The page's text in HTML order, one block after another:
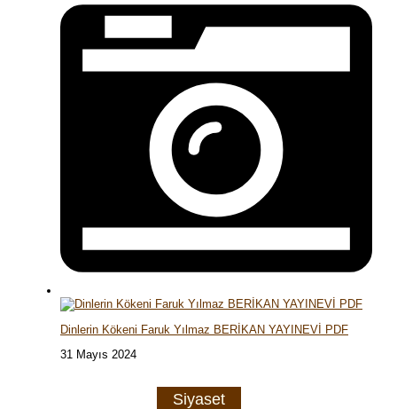
Dinlerin Kökeni Faruk Yılmaz BERİKAN YAYINEVİ PDF
31 Mayıs 2024
Siyaset